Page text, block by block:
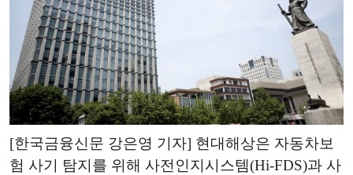
[한국금융신문 강은영 기자] 현대해상은 자동차보
험 사기 탐지를 위해 사전인지시스템(Hi-FDS)과 사